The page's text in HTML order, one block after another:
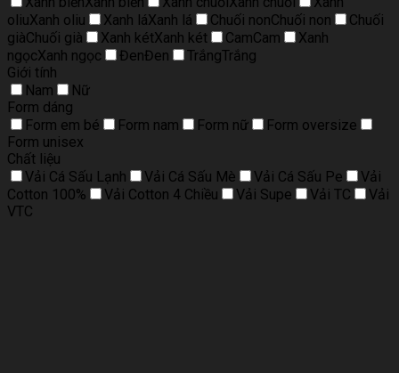
oliuXanh oliu Xanh láXanh lá Chuối nonChuối non
Chuối
giàChuối già Xanh kétXanh két CamCam
Xanh
ngọcXanh ngọc ĐenĐen TrắngTrắng
Giới tính
Nam
Nữ
Form dáng
Form em bé
Form nam Form nữ
Form oversize
Form unisex
Chất liệu
Vải Cá Sấu Lạnh
Vải Cá Sấu Mè Vải Cá Sấu Pe
Vải
Cotton 100%
Vải Cotton 4 Chiều Vải Supe Vải TC
Vải
VTC